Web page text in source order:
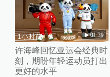
1小时前 01:39
许海峰回忆亚运会经典时
刻，期盼年轻运动员打出
更好的水平